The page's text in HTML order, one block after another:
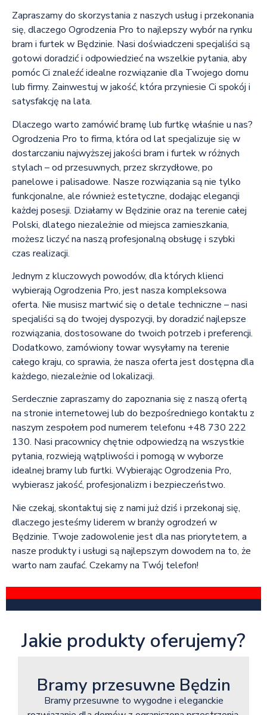
Zapraszamy do skorzystania z naszych usług i przekonania
się, dlaczego Ogrodzenia Pro to najlepszy wybór na rynku
bram i furtek w Będzinie. Nasi doświadczeni specjaliści są
gotowi doradzić i odpowiedzieć na wszelkie pytania, aby
pomóc Ci znaleźć idealne rozwiązanie dla Twojego domu
lub firmy. Zainwestuj w jakość, która przyniesie Ci spokój i
satysfakcję na lata.
Dlaczego warto zamówić bramę lub furtkę właśnie u nas?
Ogrodzenia Pro to firma, która od lat specjalizuje się w
dostarczaniu najwyższej jakości bram i furtek w różnych
stylach – od przesuwnych, przez skrzydłowe, po
panelowe i palisadowe. Nasze rozwiązania są nie tylko
funkcjonalne, ale również estetyczne, dodając elegancji
każdej posesji. Działamy w Będzinie oraz na terenie całej
Polski, dlatego niezależnie od miejsca zamieszkania,
możesz liczyć na naszą profesjonalną obsługę i szybki
czas realizacji.
Jednym z kluczowych powodów, dla których klienci
wybierają Ogrodzenia Pro, jest nasza kompleksowa
oferta. Nie musisz martwić się o detale techniczne – nasi
specjaliści są do twojej dyspozycji, by doradzić najlepsze
rozwiązania, dostosowane do twoich potrzeb i preferencji.
Dodatkowo, zamówiony towar wysyłamy na terenie
całego kraju, co sprawia, że nasza oferta jest dostępna dla
każdego, niezależnie od lokalizacji.
Serdecznie zapraszamy do zapoznania się z naszą ofertą
na stronie internetowej lub do bezpośredniego kontaktu z
naszym zespołem pod numerem telefonu +48 730 222
130. Nasi pracownicy chętnie odpowiedzą na wszystkie
pytania, rozwieją wątpliwości i pomogą w wyborze
idealnej bramy lub furtki. Wybierając Ogrodzenia Pro,
wybierasz jakość, profesjonalizm i bezpieczeństwo.
Nie czekaj, skontaktuj się z nami już dziś i przekonaj się,
dlaczego jesteśmy liderem w branży ogrodzeń w
Będzinie. Twoje zadowolenie jest dla nas priorytetem, a
nasze produkty i usługi są najlepszym dowodem na to, że
warto nam zaufać. Czekamy na Twój telefon!
Jakie produkty oferujemy?
Bramy przesuwne Będzin
Bramy przesuwne to wygodne i eleganckie